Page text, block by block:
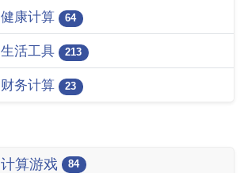
健康计算 64
生活工具 213
财务计算 23
计算游戏 84